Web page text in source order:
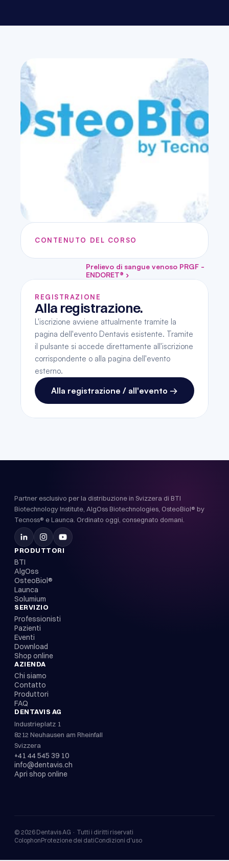
CONTENUTO DEL CORSO
Prelievo di sangue venoso PRGF -
ENDORET® ›
REGISTRAZIONE
Alla registrazione.
L'iscrizione avviene attualmente tramite la
pagina dell'evento Dentavis esistente. Tramite
il pulsante si accede direttamente all'iscrizione
corrispondente o alla pagina dell'evento
esterno.
Alla registrazione / all'evento →
Partner esclusivo per la distribuzione in Svizzera di BTI
Biotechnology Institute, AlgOss Biotechnologies, OsteoBiol® by
Tecnoss® e Launca. Ordinato oggi, consegnato domani.
PRODUTTORI
BTI
AlgOss
OsteoBiol®
Launca
Solumium
SERVIZIO
Professionisti
Pazienti
Eventi
Download
Shop online
AZIENDA
Chi siamo
Contatto
Produttori
FAQ
DENTAVIS AG
Industrieplatz 1
8212 Neuhausen am Rheinfall
Svizzera
+41 44 545 39 10
info@dentavis.ch
Apri shop online
© 2026 Dentavis AG · Tutti i diritti riservati
ColophonProtezione dei datiCondizioni d'uso